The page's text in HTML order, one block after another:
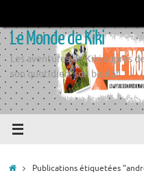
contenu
Le Monde de Kiki
Les aventures de Kiki auprès
son quotidien, son boulot
AccueilPublications étiquetées